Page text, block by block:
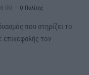
ΠΜ Ο Πολίτης
που στηρίζει το
επικεφαλής τον